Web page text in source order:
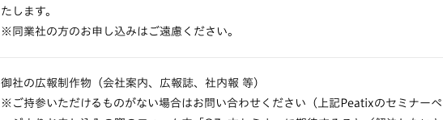
たします。
※同業社の方のお申し込みはご遠慮ください。
御社の広報制作物（会社案内、広報誌、社内報 等）
※ご持参いただけるものがない場合はお問い合わせください（上記Peatixのセミナーペ